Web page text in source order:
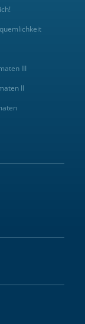
III
II